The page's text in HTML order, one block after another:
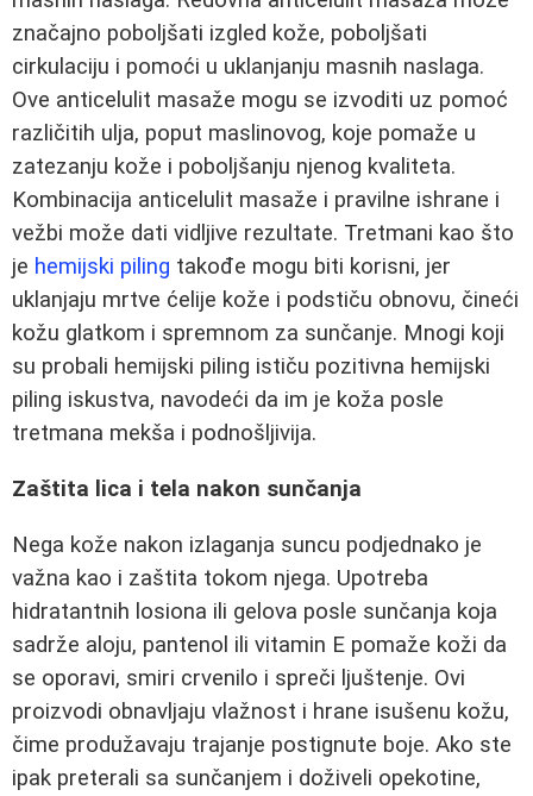
značajno poboljšati izgled kože, poboljšati
cirkulaciju i pomoći u uklanjanju masnih naslaga.
Ove anticelulit masaže mogu se izvoditi uz pomoć
različitih ulja, poput maslinovog, koje pomaže u
zatezanju kože i poboljšanju njenog kvaliteta.
Kombinacija anticelulit masaže i pravilne ishrane i
vežbi može dati vidljive rezultate. Tretmani kao što
je hemijski piling takođe mogu biti korisni, jer
uklanjaju mrtve ćelije kože i podstiču obnovu, čineći
kožu glatkom i spremnom za sunčanje. Mnogi koji
su probali hemijski piling ističu pozitivna hemijski
piling iskustva, navodeći da im je koža posle
tretmana mekša i podnošljivija.
Zaštita lica i tela nakon sunčanja
Nega kože nakon izlaganja suncu podjednako je
važna kao i zaštita tokom njega. Upotreba
hidratantnih losiona ili gelova posle sunčanja koja
sadrže aloju, pantenol ili vitamin E pomaže koži da
se oporavi, smiri crvenilo i spreči ljuštenje. Ovi
proizvodi obnavljaju vlažnost i hrane isušenu kožu,
čime produžavaju trajanje postignute boje. Ako ste
ipak preterali sa sunčanjem i doživeli opekotine,